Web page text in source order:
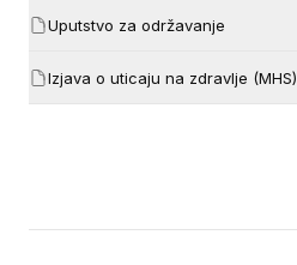
Uputstvo za održavanje
Izjava o uticaju na zdravlje (MHS)